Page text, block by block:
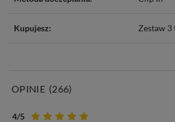
Kupujesz: Zestaw 3
OPINIE (266)
4/5